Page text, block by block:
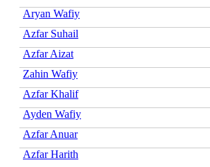
Aryan Wafiy
Azfar Suhail
Azfar Aizat
Zahin Wafiy
Azfar Khalif
Ayden Wafiy
Azfar Anuar
Azfar Harith